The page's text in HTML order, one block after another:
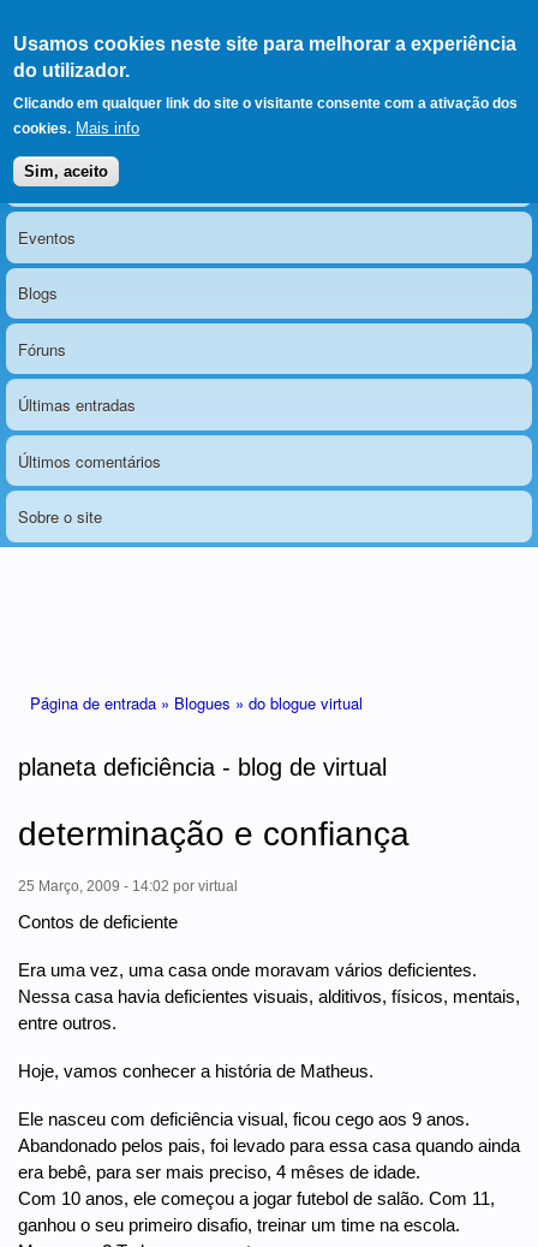
Usamos cookies neste site para melhorar a experiência
do utilizador.
Clicando em qualquer link do site o visitante consente com a ativação dos
cookies. Mais info
Sim, aceito
LERPARAVER , ir para a
página principal
O portal da visão diferente
Menu principal
Notícias
Eventos
Blogs
Fóruns
Últimas entradas
Últimos comentários
Sobre o site
Página de entrada » Blogues » do blogue virtual
planeta deficiência - blog de virtual
determinação e confiança
25 Março, 2009 - 14:02 por virtual
Contos de deficiente
Era uma vez, uma casa onde moravam vários deficientes.
Nessa casa havia deficientes visuais, alditivos, físicos, mentais,
entre outros.
Hoje, vamos conhecer a história de Matheus.
Ele nasceu com deficiência visual, ficou cego aos 9 anos.
Abandonado pelos pais, foi levado para essa casa quando ainda
era bebê, para ser mais preciso, 4 mêses de idade.
Com 10 anos, ele começou a jogar futebol de salão. Com 11,
ganhou o seu primeiro disafio, treinar um time na escola.